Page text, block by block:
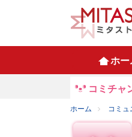
ホー
コミチャ
ホーム コミュ